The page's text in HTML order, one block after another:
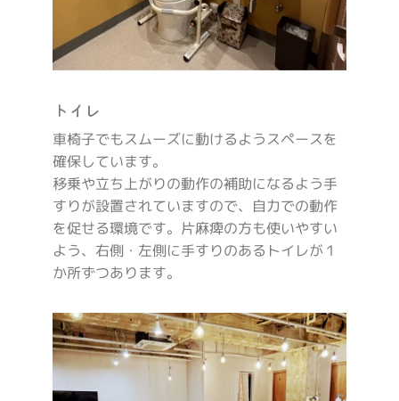
トイレ
車椅子でもスムーズに動けるようスペースを
確保しています。
移乗や立ち上がりの動作の補助になるよう手
すりが設置されていますので、自力での動作
を促せる環境です。片麻痺の方も使いやすい
よう、右側・左側に手すりのあるトイレが１
か所ずつあります。